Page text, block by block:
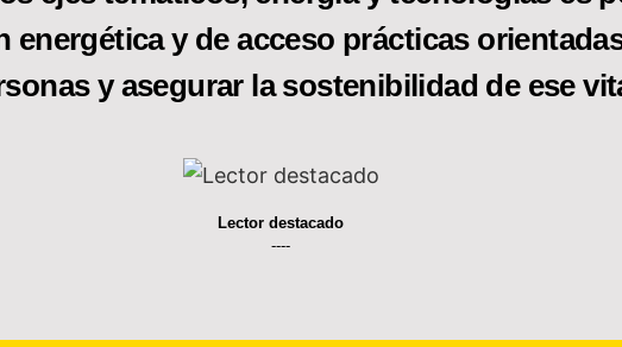
energética y de acceso prácticas
y asegurar la sostenibilidad de ese
Lector destacado
----